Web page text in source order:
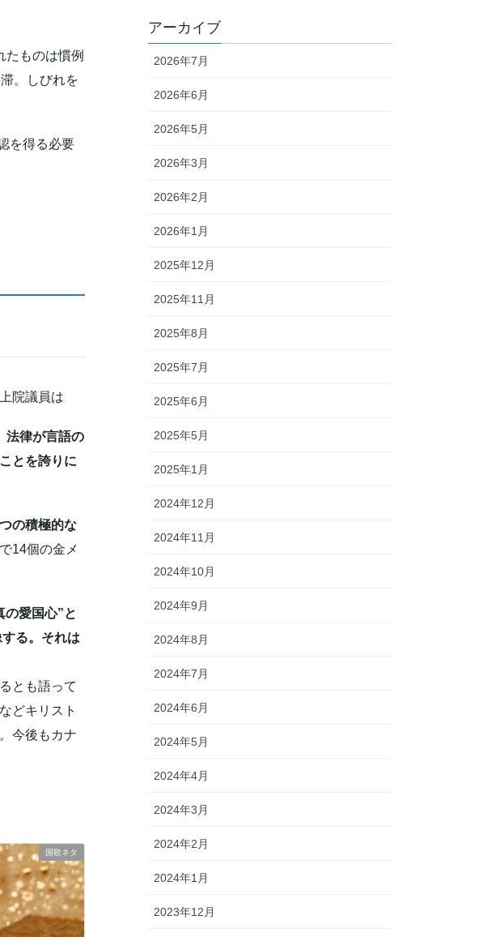
たものは慣例
。しびれを
を得る必要
院議員は
法律が言語の
とを誇りに
の積極的な
14個の金メ
の愛国心”と
る。それは
とも語って
などキリスト
今後もカナ
国歌ネタ
アーカイブ
2026年7月
2026年6月
2026年5月
2026年3月
2026年2月
2026年1月
2025年12月
2025年11月
2025年8月
2025年7月
2025年6月
2025年5月
2025年1月
2024年12月
2024年11月
2024年10月
2024年9月
2024年8月
2024年7月
2024年6月
2024年5月
2024年4月
2024年3月
2024年2月
2024年1月
2023年12月